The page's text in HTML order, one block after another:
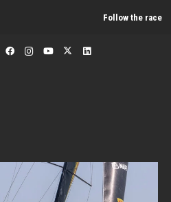
Follow the race